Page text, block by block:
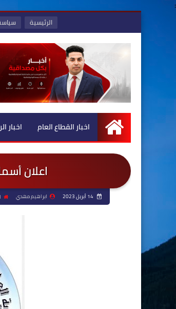
:
الرئيسية
الرئيسية
اخبار القطاع العام اخبار
اعلان أسماء
ابراهيم مهدي